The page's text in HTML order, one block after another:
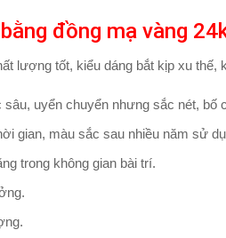
đồng mạ vàng
lượng tốt, kiểu dáng bắt kịp xu thế,
uyển chuyển nhưng sắc nét, bố
gian, màu sắc sau nhiều năm sử
trong không gian bài trí.